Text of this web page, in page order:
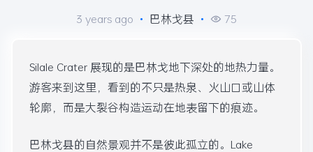
3 years ago • 巴林戈县 • 75
Silale Crater 展现的是巴林戈地下深处的地热力量。
游客来到这里，看到的不只是热泉、火山口或山体
轮廓，而是大裂谷构造运动在地表留下的痕迹。
巴林戈县的自然景观并不是彼此孤立的。Lake